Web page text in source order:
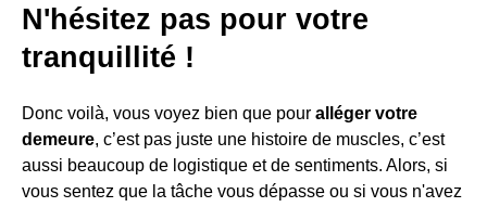
N'hésitez pas pour votre
tranquillité !
Donc voilà, vous voyez bien que pour alléger votre
demeure, c’est pas juste une histoire de muscles, c’est
aussi beaucoup de logistique et de sentiments. Alors, si
vous sentez que la tâche vous dépasse ou si vous n'avez